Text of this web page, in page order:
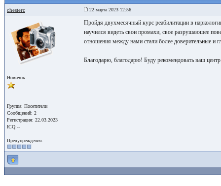
chesterc 22 марта 2023 12:56
Новичок
Группа: Посетители
Сообщений: 2
Регистрация: 22.03.2023
ICQ:--
Предупреждения:
Пройдя двухмесячный курс реабилитации в
научился видеть свои промахи, свое разрушающее
отношения между нами стали более доверительные и
Благодарю, благодарю! Буду рекомендовать ваш